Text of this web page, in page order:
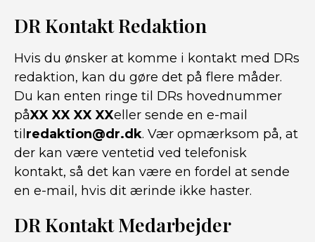
DR Kontakt Redaktion
Hvis du ønsker at komme i kontakt med DRs
redaktion, kan du gøre det på flere måder.
Du kan enten ringe til DRs hovednummer
påXX XX XX XXeller sende en e-mail
til redaktion@dr.dk. Vær opmærksom på, at
der kan være ventetid ved telefonisk
kontakt, så det kan være en fordel at sende
en e-mail, hvis dit ærinde ikke haster.
DR Kontakt Medarbejder